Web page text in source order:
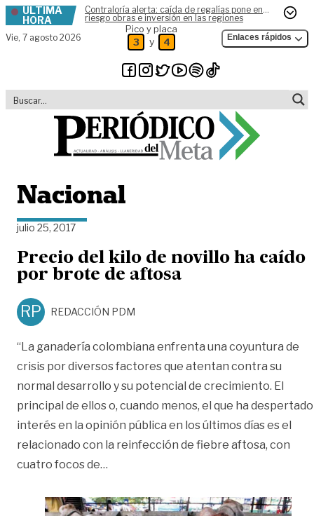
Skip to content
ÚLTIMA
HORA
Contraloría alerta: caída de regalías pone en
riesgo obras e inversión en las regiones
Vie, 7 agosto 2026
Pico y placa
3 y 4 Enlaces rápidos
Nacional
julio 25, 2017
Precio del kilo de novillo ha caído
por brote de aftosa
RP REDACCIÓN PDM
“La ganadería colombiana enfrenta una coyuntura de
crisis por diversos factores que atentan contra su
normal desarrollo y su potencial de crecimiento. El
principal de ellos o, cuando menos, el que ha despertado
interés en la opinión pública en los últimos días es el
relacionado con la reinfección de fiebre aftosa, con
cuatro focos de…